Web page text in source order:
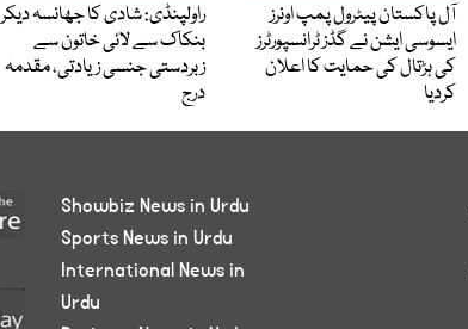
آل پاکستان پیٹرول پمپ اونرز
ایسوسی ایشن نے گڈز ٹرانسپورٹرز
کی ہڑتال کی حمایت کا اعلان
کردیا
راولپنڈی: شادی کا جھانسہ دیکر
بنکاک سے لائی خاتون سے
زبردستی جنسی زیادتی، مقدمہ
درج
Showbiz News in Urdu
Sports News in Urdu
International News in
Urdu